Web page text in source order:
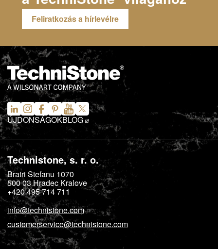
Feliratkozás a hírlevélre
ÚJDONSÁGOKBLOG
Technistone, s. r. o.
Bratri Stefanu 1070
500 03Hradec Kralove
+420 495 714 711
info@technistone.com
customerservice@technistone.com